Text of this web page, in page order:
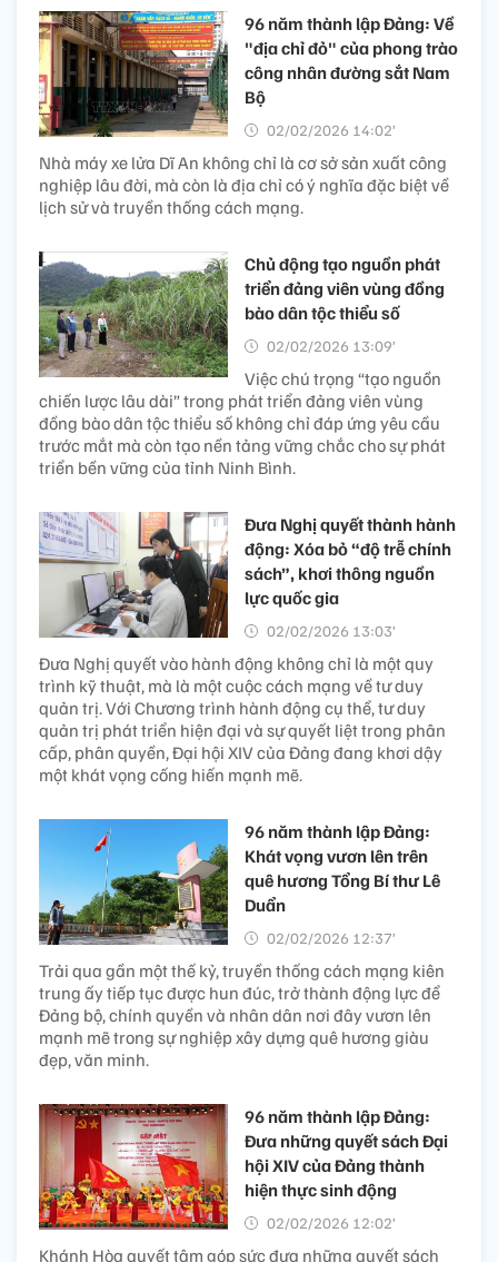
96 năm thành lập Đảng: Về
"địa chỉ đỏ" của phong trào
công nhân đường sắt Nam
Bộ
02/02/2026 14:02’
Nhà máy xe lửa Dĩ An không chỉ là cơ sở sản xuất công
nghiệp lâu đời, mà còn là địa chỉ có ý nghĩa đặc biệt về
lịch sử và truyền thống cách mạng.
Chủ động tạo nguồn phát
triển đảng viên vùng đồng
bào dân tộc thiểu số
02/02/2026 13:09’
Việc chú trọng “tạo nguồn
chiến lược lâu dài” trong phát triển đảng viên vùng
đồng bào dân tộc thiểu số không chỉ đáp ứng yêu cầu
trước mắt mà còn tạo nền tảng vững chắc cho sự phát
triển bền vững của tỉnh Ninh Bình.
Đưa Nghị quyết thành hành
động: Xóa bỏ “độ trễ chính
sách”, khơi thông nguồn
lực quốc gia
02/02/2026 13:03’
Đưa Nghị quyết vào hành động không chỉ là một quy
trình kỹ thuật, mà là một cuộc cách mạng về tư duy
quản trị. Với Chương trình hành động cụ thể, tư duy
quản trị phát triển hiện đại và sự quyết liệt trong phân
cấp, phân quyền, Đại hội XIV của Đảng đang khơi dậy
một khát vọng cống hiến mạnh mẽ.
96 năm thành lập Đảng:
Khát vọng vươn lên trên
quê hương Tổng Bí thư Lê
Duẩn
02/02/2026 12:37’
Trải qua gần một thế kỷ, truyền thống cách mạng kiên
trung ấy tiếp tục được hun đúc, trở thành động lực để
Đảng bộ, chính quyền và nhân dân nơi đây vươn lên
mạnh mẽ trong sự nghiệp xây dựng quê hương giàu
đẹp, văn minh.
96 năm thành lập Đảng:
Đưa những quyết sách Đại
hội XIV của Đảng thành
hiện thực sinh động
02/02/2026 12:02’
Khánh Hòa quyết tâm góp sức đưa những quyết sách